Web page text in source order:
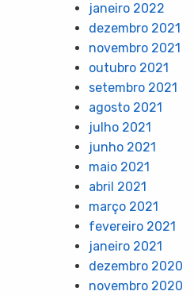
janeiro 2022
dezembro 2021
novembro 2021
outubro 2021
setembro 2021
agosto 2021
julho 2021
junho 2021
maio 2021
abril 2021
março 2021
fevereiro 2021
janeiro 2021
dezembro 2020
novembro 2020